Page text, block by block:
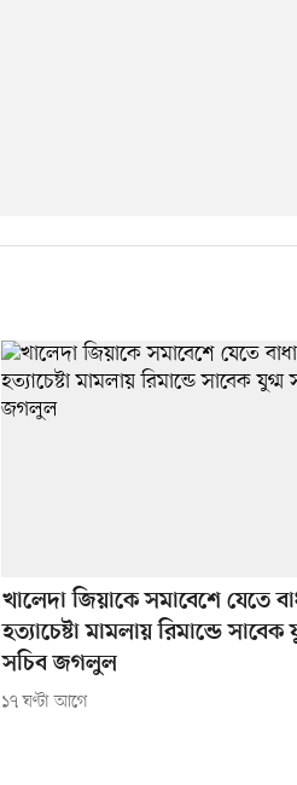
খালেদা জিয়াকে সমাবেশে যেতে
হত্যাচেষ্টা মামলায় রিমান্ডে সাবেক
সচিব জগলুল
১৭ ঘণ্টা আগে